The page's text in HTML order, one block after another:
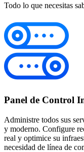
Todo lo que necesitas
Panel de Control
Administre todos sus
y moderno. Configure
real y optimice su
necesidad de línea de